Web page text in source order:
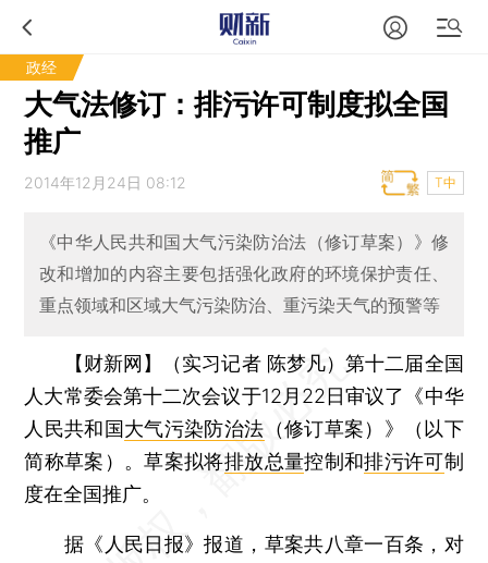
政经
大气法修订：排污许可制度拟全国
推广
2014年12月24日 08:12 T中
《中华人民共和国大气污染防治法（修订草案）》修
改和增加的内容主要包括强化政府的环境保护责任、
重点领域和区域大气污染防治、重污染天气的预警等
【财新网】（实习记者 陈梦凡）第十二届全国
人大常委会第十二次会议于12月22日审议了《中华
人民共和国大气污染防治法 （修订草案）》（以下
简称草案）。草案拟将排放总量控制和排污许可制
度在全国推广。
据《人民日报》报道，草案共八章一百条，对